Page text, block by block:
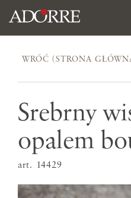
WRÓĆ (STRONA
Srebrny
opalem
art. 14429